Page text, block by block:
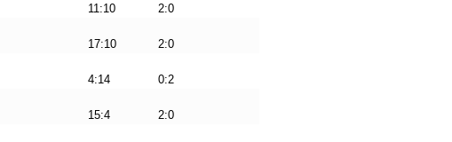
11:10 2:0
17:10 2:0
4:14 0:2
15:4 2:0